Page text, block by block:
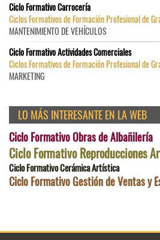
Ciclo Formativo Carrocería
Ciclos Formativos de Formación Profesional de
MANTENIMIENTO DE VEHÍCULOS
Ciclo Formativo Actividades Comerciales
Ciclos Formativos de Formación Profesional de
MARKETING
LO MÁS INTERESANTE EN LA WEB
Ciclo Formativo Obras de Albañilería
Ciclo Formativo Reproducciones
Ciclo Formativo Cerámica Artística
Ciclo Formativo Gestión de Ventas y